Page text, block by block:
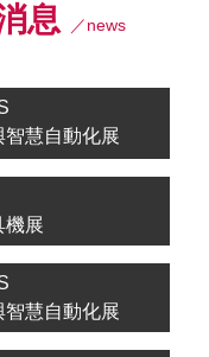
息 ／news
智慧自動化展
機展
智慧自動化展